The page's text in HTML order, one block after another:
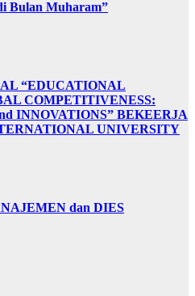
Bulan Muharam”
“EDUCATIONAL
COMPETITIVENESS:
INNOVATIONS” BEKEERJA
UNIVERSITY
dan DIES